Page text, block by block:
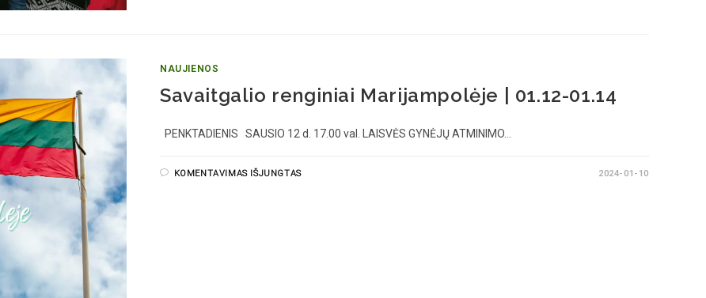
NAUJIENOS
Savaitgalio renginiai Marijampolėje | 01.12-01.14
PENKTADIENIS SAUSIO 12 d. 17.00 val. LAISVĖS GYNĖJŲ ATMINIMO…
KOMENTAVIMAS IŠJUNGTAS 2024-01-10